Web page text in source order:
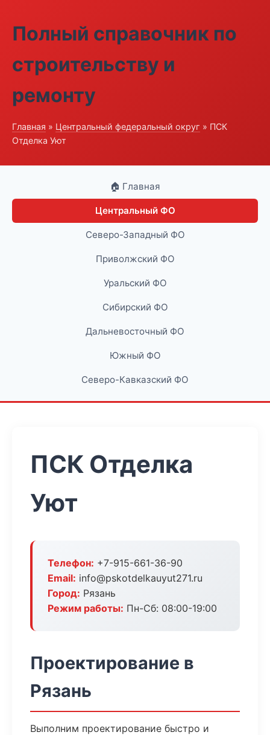
Полный справочник по
строительству и
ремонту
Главная » Центральный федеральный округ » ПСК
Отделка Уют
🏠 Главная
Центральный ФО
Северо-Западный ФО
Приволжский ФО
Уральский ФО
Сибирский ФО
Дальневосточный ФО
Южный ФО
Северо-Кавказский ФО
ПСК Отделка
Уют
Телефон: +7-915-661-36-90
Email: info@pskotdelkauyut271.ru
Город: Рязань
Режим работы: Пн-Сб: 08:00-19:00
Проектирование в
Рязань
Выполним проектирование быстро и